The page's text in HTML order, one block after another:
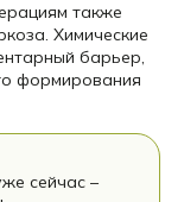
также
Химические
барьер,
формирования
сейчас –